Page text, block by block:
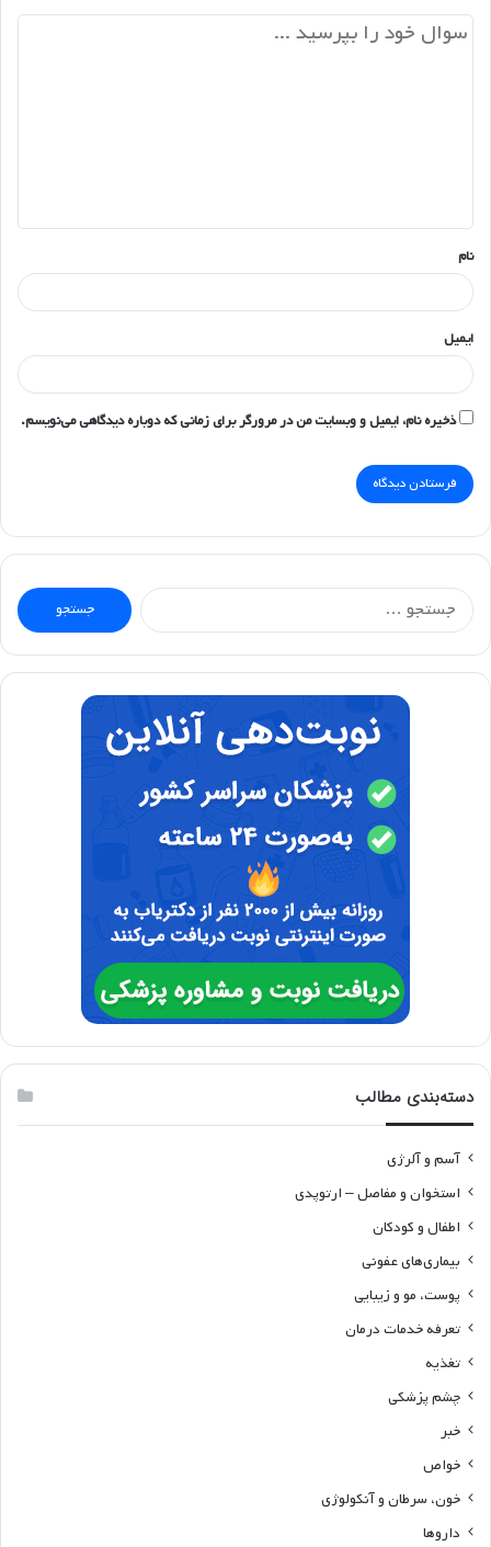
*
نام
ایمیل
ذخیره نام، ایمیل و وبسایت من در مرورگر برای زمانی که دوباره دیدگاهی می‌نویسم.
جستجو
برای:
دسته‌بندی مطالب
آسم و آلرژی
استخوان و مفاصل – ارتوپدی
اطفال و کودکان
بیماری‌های عفونی
پوست، مو و زیبایی
تعرفه خدمات درمان
تغذیه
چشم پزشکی
خبر
خواص
خون، سرطان و آنکولوژی
داروها